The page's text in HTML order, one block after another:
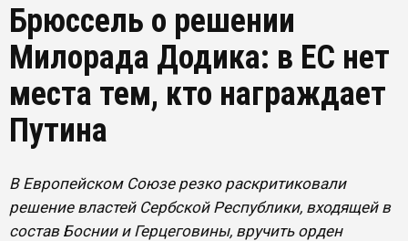
Брюссель о решении
Милорада Додика: в ЕС нет
места тем, кто награждает
Путина
В Европейском Союзе резко раскритиковали
решение властей Сербской Республики, входящей в
состав Боснии и Герцеговины, вручить орден